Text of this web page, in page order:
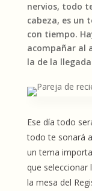
nervios, todo
cabeza, es un
con tiempo.
acompañar al
la de la
Ese día todo
todo te sonará
un tema
que seleccionar
la mesa del